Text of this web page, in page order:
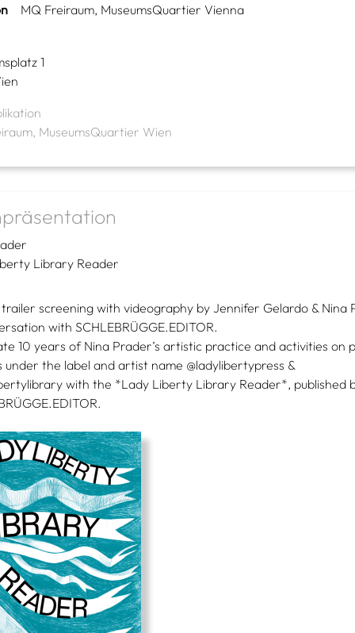
MQ Freiraum, MuseumsQuartier Vienna
1
MuseumsQuartier Wien
Library Reader
screening with videography by Jennifer Gelardo & Nina
with SCHLEBRÜGGE.EDITOR.
10 years of Nina Prader’s artistic practice and activities on
under the label and artist name @ladylibertypress &
with the *Lady Liberty Library Reader*, published